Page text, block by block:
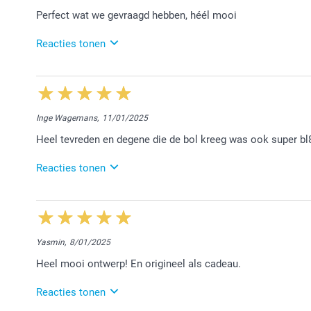
Nathalie @smartphoto
Perfect wat we gevraagd hebben, héél mooi
Reacties tonen
22/01/2025
15:01
Dag Guy,
helpen met hun fotocreaties. Geniet ervan!
Vriendelijke groeten en beste wensen,
15:24
graag gedaan en dankuwel, Chana
Inge Wagemans, 11/01/2025
Heel tevreden en degene die de bol kreeg was ook super
Reacties tonen
17/01/2025
12:06
Hallo Inge,
We vonden het fijn de bol voor jou te mogen
Hartelijke groet!
Yasmin, 8/01/2025
Heel mooi ontwerp! En origineel als cadeau.
Reacties tonen